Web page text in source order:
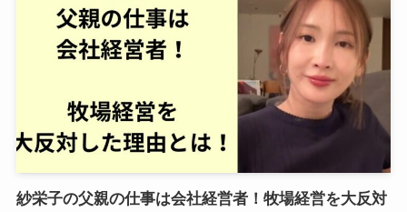
紗栄子の父親の仕事は会社経営者！牧場経営を大反対